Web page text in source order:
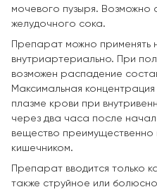
мочевого пузыря. Возможно
желудочного сока.
Препарат можно применять
внутриартериально. При
возможен распадение
Максимальная
плазме крови при
через два часа после
вещество преимущественно
кишечником.
Препарат вводится только
также струйное или